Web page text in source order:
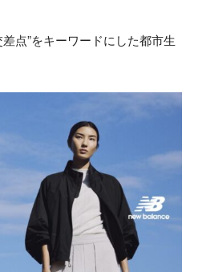
点”をキーワードにした都市生